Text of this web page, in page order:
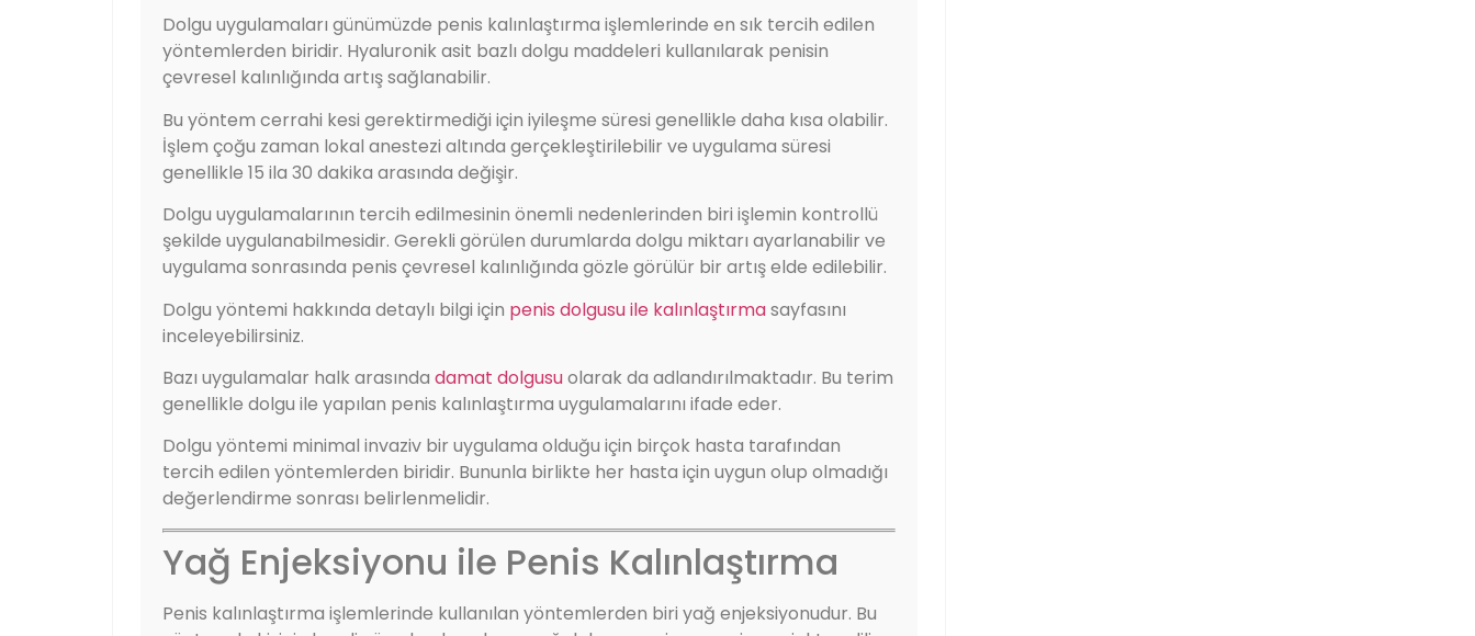
Dolgu uygulamaları günümüzde penis kalınlaştırma işlemlerinde en sık tercih edilen
yöntemlerden biridir. Hyaluronik asit bazlı dolgu maddeleri kullanılarak penisin
çevresel kalınlığında artış sağlanabilir.
Bu yöntem cerrahi kesi gerektirmediği için iyileşme süresi genellikle daha kısa olabilir.
İşlem çoğu zaman lokal anestezi altında gerçekleştirilebilir ve uygulama süresi
genellikle 15 ila 30 dakika arasında değişir.
Dolgu uygulamalarının tercih edilmesinin önemli nedenlerinden biri işlemin kontrollü
şekilde uygulanabilmesidir. Gerekli görülen durumlarda dolgu miktarı ayarlanabilir ve
uygulama sonrasında penis çevresel kalınlığında gözle görülür bir artış elde edilebilir.
Dolgu yöntemi hakkında detaylı bilgi için penis dolgusu ile kalınlaştırmasayfasını
inceleyebilirsiniz.
Bazı uygulamalar halk arasında damat dolgusuolarak da adlandırılmaktadır. Bu terim
genellikle dolgu ile yapılan penis kalınlaştırma uygulamalarını ifade eder.
Dolgu yöntemi minimal invaziv bir uygulama olduğu için birçok hasta tarafından
tercih edilen yöntemlerden biridir. Bununla birlikte her hasta için uygun olup olmadığı
değerlendirme sonrası belirlenmelidir.
Yağ Enjeksiyonu ile Penis Kalınlaştırma
Penis kalınlaştırma işlemlerinde kullanılan yöntemlerden biri yağ enjeksiyonudur. Bu